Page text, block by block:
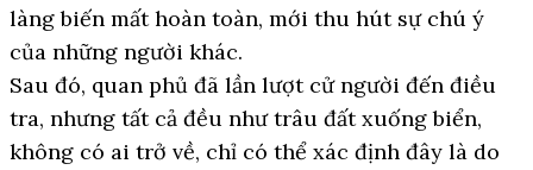
làng biến mất hoàn toàn, mới thu hút sự chú ý
của những người khác.
Sau đó, quan phủ đã lần lượt cử người đến điều
tra, nhưng tất cả đều như trâu đất xuống biển,
không có ai trở về, chỉ có thể xác định đây là do